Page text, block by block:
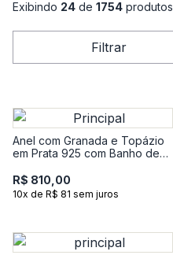
Exibindo 24 de 1754 produtos
Filtrar
Anel com Granada e Topázio
em Prata 925 com Banho de
R$ 810,00
10x de R$ 81 sem juros